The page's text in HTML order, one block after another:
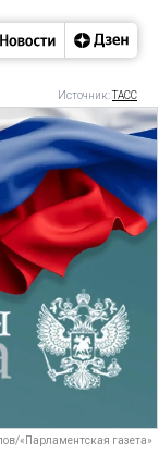
Источник:ТАСС
«Парламентская газета»